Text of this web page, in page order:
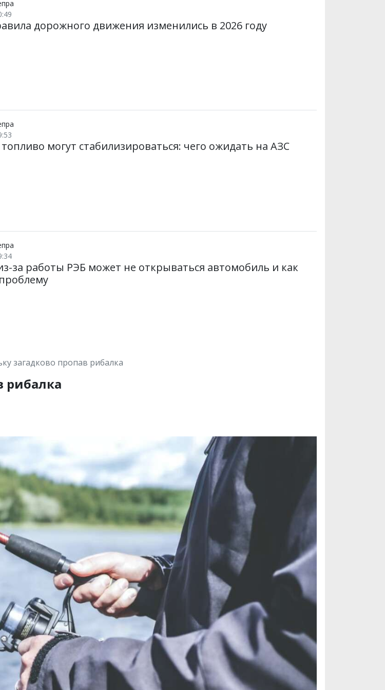
дорожного движения изменились в 2026 году
могут стабилизироваться: чего ожидать на АЗС
за работы РЭБ может не открываться автомобиль и как
загадково пропав рибалка
рибалка